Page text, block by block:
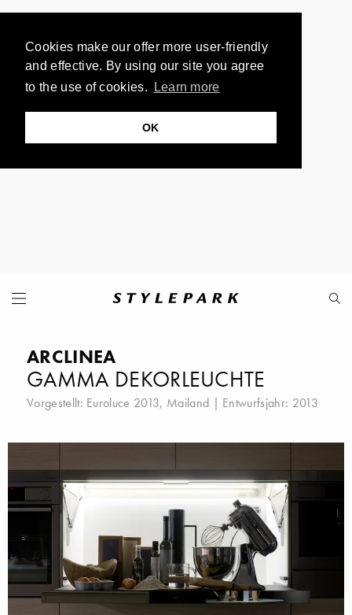
Cookies make our offer more user-friendly
and effective. By using our site you agree
to the use of cookies.
Learn more
OK
ARCLINEA
GAMMA DEKORLEUCHTE
Vorgestellt: Euroluce 2013, Mailand | Entwurfsjahr: 2013